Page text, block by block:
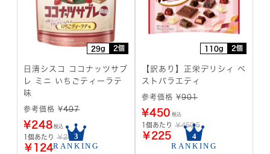
29g 2個
日清シスコ ココナッツサブ
レ ミニ いちごティーラテ
味
参考価格 ¥497
¥248 税込
1個あたり￥248.5
￥124
110g 2個
【訳あり】正栄デリシィ ベ
ストバラエティ
参考価格 ¥901
¥450 税込
1個あたり ￥450.5
￥225